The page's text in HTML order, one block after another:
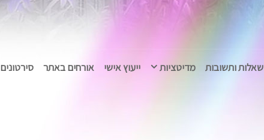
שאלות ותשובות מדיטציות ייעוץ אישי אורחים באתר סירטונים